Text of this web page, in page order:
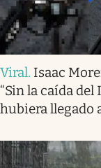
Viral. Isaac
“Sin la caída
hubiera llegado